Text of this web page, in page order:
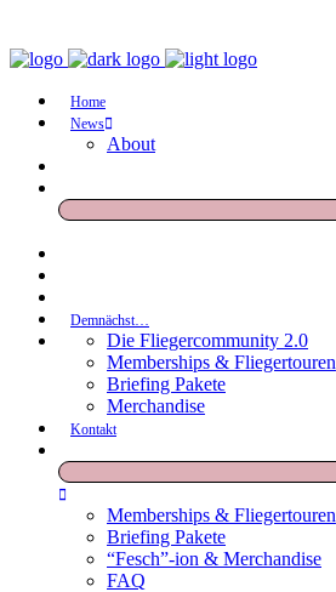
Home
News
About
Demnächst…
Die Fliegercommunity 2.0
Memberships & Fliegertouren
Briefing Pakete
Merchandise
Kontakt
Memberships & Fliegertouren
Briefing Pakete
“Fesch”-ion & Merchandise
FAQ